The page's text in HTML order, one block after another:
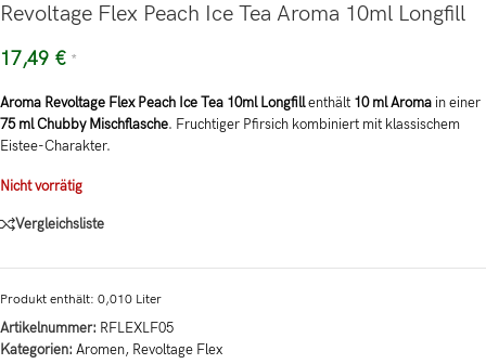
Revoltage Flex Peach Ice Tea Aroma 10ml Longfill
17,49 € *
Aroma Revoltage Flex Peach Ice Tea 10ml Longfillenthält 10 ml Aroma in einer
75 ml Chubby Mischflasche. Fruchtiger Pfirsich kombiniert mit klassischem
Eistee-Charakter.
Nicht vorrätig
Vergleichsliste
Produkt enthält: 0,010 Liter
Artikelnummer: RFLEXLF05
Kategorien: Aromen, Revoltage Flex